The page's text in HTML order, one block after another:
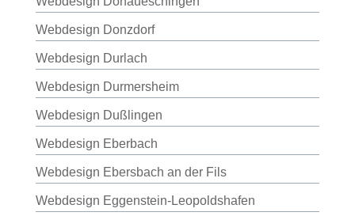
Webdesign Donzdorf
Webdesign Durlach
Webdesign Durmersheim
Webdesign Dußlingen
Webdesign Eberbach
Webdesign Ebersbach an der Fils
Webdesign Eggenstein-Leopoldshafen